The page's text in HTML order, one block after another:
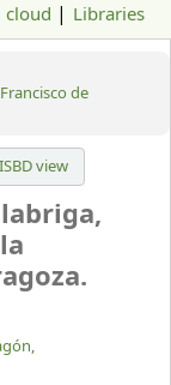
cloud Libraries
de
view